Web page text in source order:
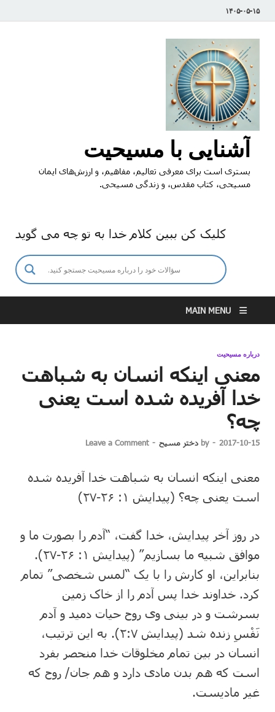
۱۴۰۵-۰۵-۱۵
آشنایی با مسیحیت
بستری است برای معرفی تعالیم، مفاهیم، و ارزش‌های ایمان
مسیحی، کتاب مقدس، و زندگی مسیحی.
کلیک کن ببین کلام خدا به تو چه می گوید
MAIN MENU
درباره مسیحیت
معنی اینکه انسان به شباهت
خدا آفریده شده است یعنی
چه؟
2017-10-15
-
by دختر مسیح -
Leave a Comment
معنی اینکه انسان به شباهت خدا آفریده شده
است یعنی چه؟ (پیدایش ۱: ۲۶-۲۷)
در روز آخر پیدایش، خدا گفت، “آدم را بصورت ما و
موافق شبیه ما بسازیم” (پیدایش ۱: ۲۶-۲۷).
بنابراین، او کارش را با یک “لمس شخصی” تمام
کرد. خداوند خدا پس آدم را از خاک زمین
بسرشت و در بینی وی روح حیات دمید و آدم
نَفْسِ زنده شد (پیدایش ۲:۷). به این ترتیب،
انسان در بین تمام مخلوقات خدا منحصر بفرد
است که هم بدن مادی دارد و هم جان/ روح که
غیر مادیست.